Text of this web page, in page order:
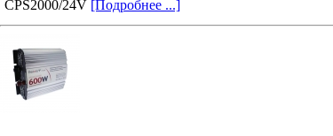
CPS2000/24V [Подробнее ...]